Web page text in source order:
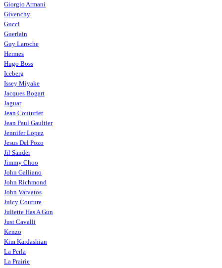
Giorgio Armani
Givenchy
Gucci
Guerlain
Guy Laroche
Hermes
Hugo Boss
Iceberg
Issey Miyake
Jacques Bogart
Jaguar
Jean Couturier
Jean Paul Gaultier
Jennifer Lopez
Jesus Del Pozo
Jil Sander
Jimmy Choo
John Galliano
John Richmond
John Varvatos
Juicy Couture
Juliette Has A Gun
Just Cavalli
Kenzo
Kim Kardashian
La Perla
La Prairie